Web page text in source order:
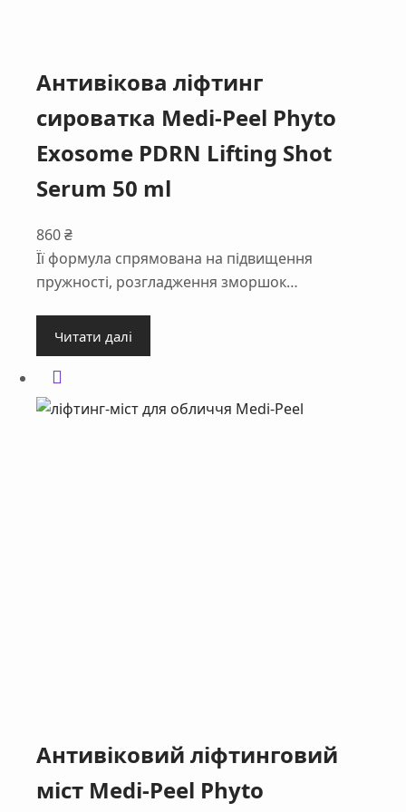
Антивікова ліфтинг
сироватка Medi-Peel Phyto
Exosome PDRN Lifting Shot
Serum 50 ml
860₴
Її формула спрямована на підвищення
пружності, розгладження зморшок…
Читати далі
Антивіковий ліфтинговий
міст Medi-Peel Phyto